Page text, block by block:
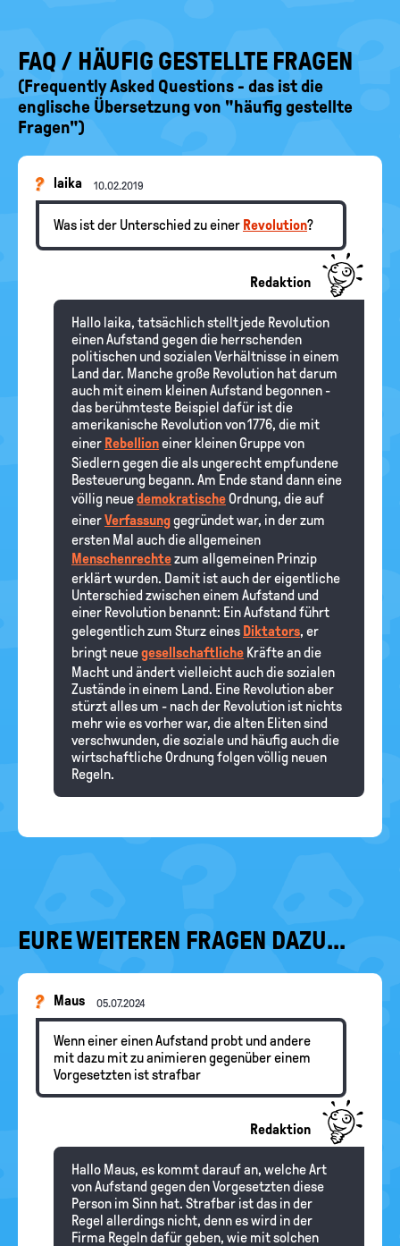
FAQ / HÄUFIG GESTELLTE FRAGEN
(Frequently Asked Questions - das ist die
englische Übersetzung von "häufig gestellte
Fragen")
laika 10.02.2019
Was ist der Unterschied zu einer Revolution?
Redaktion
Hallo laika, tatsächlich stellt jede Revolution
einen Aufstand gegen die herrschenden
politischen und sozialen Verhältnisse in einem
Land dar. Manche große Revolution hat darum
auch mit einem kleinen Aufstand begonnen -
das berühmteste Beispiel dafür ist die
amerikanische Revolution von 1776, die mit
einer Rebellioneiner kleinen Gruppe von
Siedlern gegen die als ungerecht empfundene
Besteuerung begann. Am Ende stand dann eine
völlig neuedemokratischeOrdnung, die auf
einerVerfassunggegründet war, in der zum
ersten Mal auch die allgemeinen
Menschenrechtezum allgemeinen Prinzip
erklärt wurden. Damit ist auch der eigentliche
Unterschied zwischen einem Aufstand und
einer Revolution benannt: Ein Aufstand führt
gelegentlich zum Sturz eines Diktators, er
bringt neuegesellschaftliche Kräfte an die
Macht und ändert vielleicht auch die sozialen
Zustände in einem Land. Eine Revolution aber
stürzt alles um - nach der Revolution ist nichts
mehr wie es vorher war, die alten Eliten sind
verschwunden, die soziale und häufig auch die
wirtschaftliche Ordnung folgen völlig neuen
Regeln.
EURE WEITEREN FRAGEN DAZU...
Maus 05.07.2024
Wenn einer einen Aufstand probt und andere
mit dazu mit zu animieren gegenüber einem
Vorgesetzten ist strafbar
Redaktion
Hallo Maus, es kommt darauf an, welche Art
von Aufstand gegen den Vorgesetzten diese
Person im Sinn hat. Strafbar ist das in der
Regel allerdings nicht, denn es wird in der
Firma Regeln dafür geben, wie mit solchen